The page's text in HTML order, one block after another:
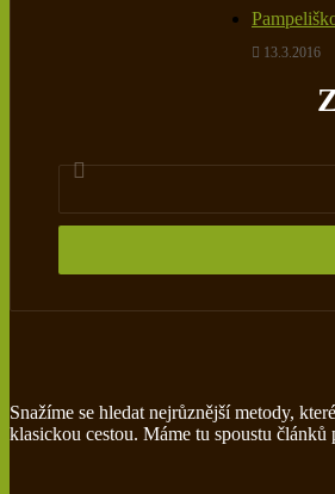
13.3.2016
Snažíme se hledat nejrůznější metody,
klasickou cestou. Máme tu spoustu